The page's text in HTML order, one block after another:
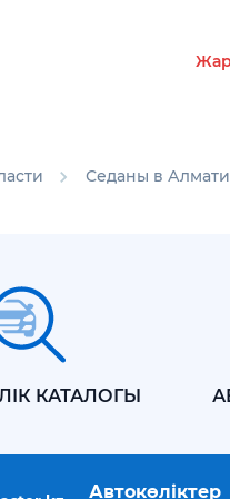
Седаны в
КАТАЛОГЫ
Автокөліктер